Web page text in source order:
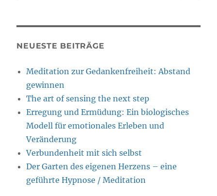
NEUESTE BEITRÄGE
Meditation zur Gedankenfreiheit: Abstand
gewinnen
The art of sensing the next step
Erregung und Ermüdung: Ein biologisches
Modell für emotionales Erleben und
Veränderung
Verbundenheit mit sich selbst
Der Garten des eigenen Herzens – eine
geführte Hypnose / Meditation